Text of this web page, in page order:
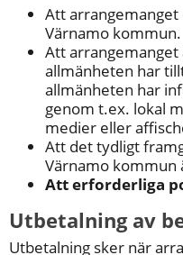
Att
Värnamo kommun.
Att
allmänheten har
allmänheten har
genom t.ex. lokal
medier eller
Att det tydligt
Värnamo kommun
Att erforderliga
Utbetalning av
Utbetalning sker när